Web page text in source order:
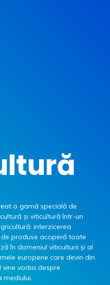
o gamă specială de
şi viticultură într-un
interzicerea
produse acoperă toate
în domeniul viticulturii şi al
europene care devin din
vorba despre
mediului.